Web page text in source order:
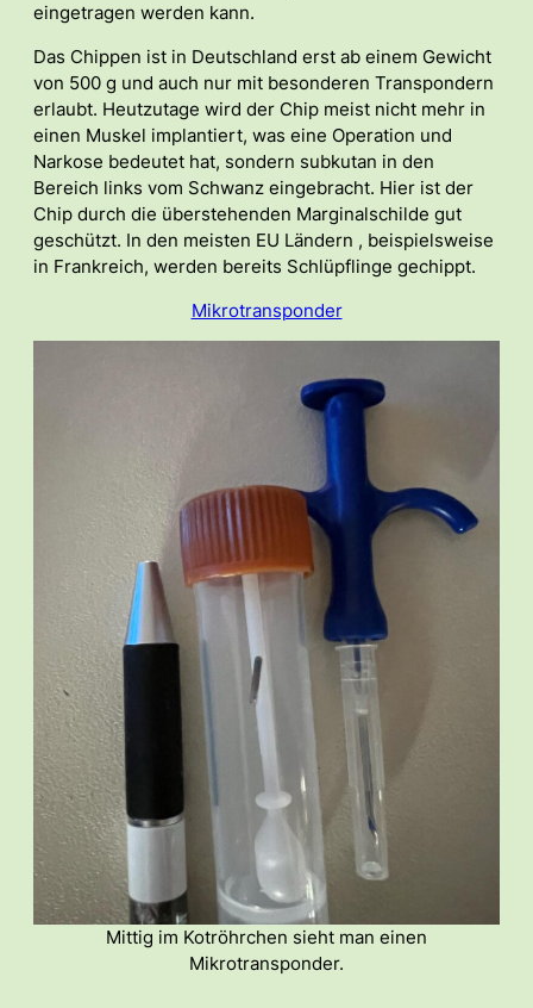
eingetragen werden kann.
Das Chippen ist in Deutschland erst ab einem Gewicht
von 500 g und auch nur mit besonderen Transpondern
erlaubt. Heutzutage wird der Chip meist nicht mehr in
einen Muskel implantiert, was eine Operation und
Narkose bedeutet hat, sondern subkutan in den
Bereich links vom Schwanz eingebracht. Hier ist der
Chip durch die überstehenden Marginalschilde gut
geschützt. In den meisten EU Ländern , beispielsweise
in Frankreich, werden bereits Schlüpflinge gechippt.
Mikrotransponder
Mittig im Kotröhrchen sieht man einen
Mikrotransponder.